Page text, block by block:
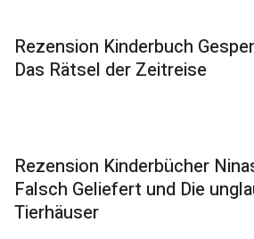
Rezension Kinderbuch
Das Rätsel der Zeitreise
Rezension Kinderbücher
Falsch Geliefert und Die
Tierhäuser